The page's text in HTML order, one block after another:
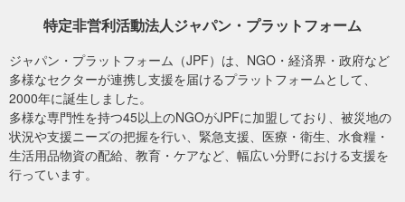
施する活動内容の進捗（しんちょく）につきましては、当団体HPよ
り適宜お伝えいたします。
ミャンマー中部地震被災者支援
※本プロジェクトでいただいたご寄付については、一定の割合（ご寄
付の15％）を事務管理費として活用させていただき、残りの金額が
NGOへの助成金に充てられます。
特定非営利活動法人ジャパン・プラットフォーム
ジャパン・プラットフォーム（JPF）は、NGO・経済界・政府など
多様なセクターが連携し支援を届けるプラットフォームとして、
2000年に誕生しました。
多様な専門性を持つ45以上のNGOがJPFに加盟しており、被災地の
状況や支援ニーズの把握を行い、緊急支援、医療・衛生、水食糧・
生活用品物資の配給、教育・ケアなど、幅広い分野における支援を
行っています。